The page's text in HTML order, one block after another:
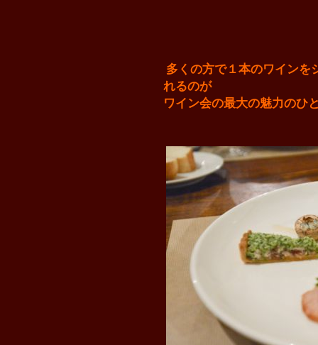
多くの方で１本のワインを
れるのが
ワイン会の最大の魅力のひ